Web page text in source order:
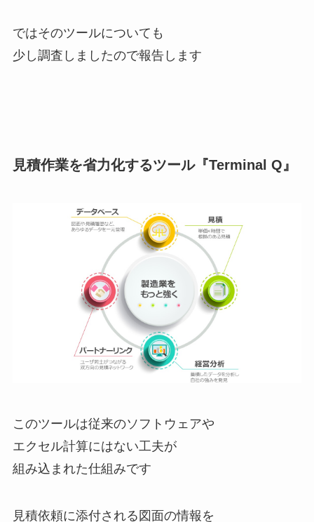
ではそのツールについても
少し調査しましたので報告します
見積作業を省力化するツール『Terminal Q』
このツールは従来のソフトウェアや
エクセル計算にはない工夫が
組み込まれた仕組みです
見積依頼に添付される図面の情報を